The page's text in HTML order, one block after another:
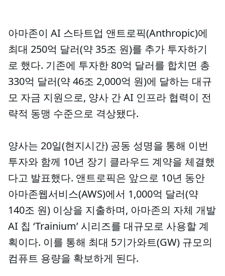
아마존이 AI 스타트업 앤트로픽(Anthropic)에
최대 250억 달러(약 35조 원)를 추가 투자하기
로 했다. 기존에 투자한 80억 달러를 합치면 총
330억 달러(약 46조 2,000억 원)에 달하는 대규
모 자금 지원으로, 양사 간 AI 인프라 협력이 전
략적 동맹 수준으로 격상됐다.
양사는 20일(현지시간) 공동 성명을 통해 이번
투자와 함께 10년 장기 클라우드 계약을 체결했
다고 발표했다. 앤트로픽은 앞으로 10년 동안
아마존웹서비스(AWS)에서 1,000억 달러(약
140조 원) 이상을 지출하며, 아마존의 자체 개발
AI 칩 ‘Trainium’ 시리즈를 대규모로 사용할 계
획이다. 이를 통해 최대 5기가와트(GW) 규모의
컴퓨트 용량을 확보하게 된다.